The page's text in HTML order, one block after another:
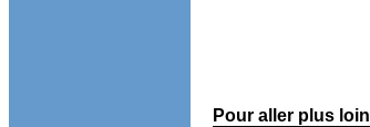
Pour aller plus loin